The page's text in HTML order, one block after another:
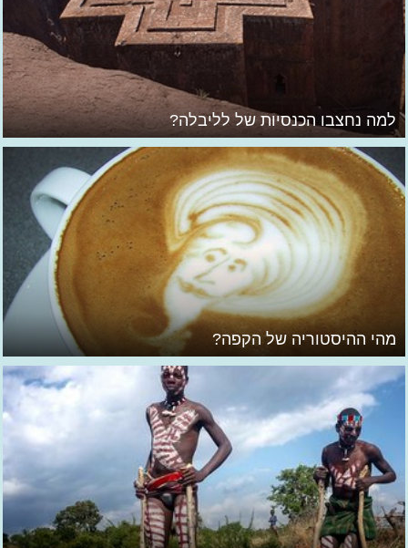
למה נחצבו הכנסיות של לליבלה?
מהי ההיסטוריה של הקפה?